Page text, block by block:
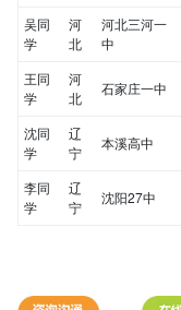
吴同
学
河
北
河北三河一
中
王同
学
河
北
石家庄一中
沈同
学
辽
宁
本溪高中
李同
学
辽
宁
沈阳27中